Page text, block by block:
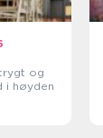
og
i høyden